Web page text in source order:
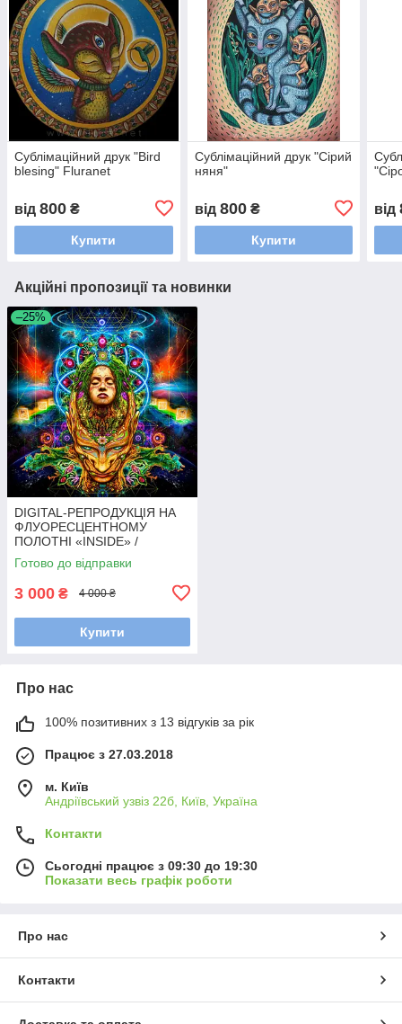
Сублімаційний друк "Bird
blesing" Fluranet
від 800 ₴
Купити
Сублімаційний друк "Сірий
няня"
від 800₴
Купити
від
Акційні пропозиції та новинки
–25%
DIGITAL-РЕПРОДУКЦІЯ НА
ФЛУОРЕСЦЕНТНОМУ
ПОЛОТНІ «INSIDE» /
Флуоресцентна репродукція
N-ZiGO.
Готово до відправки
3 000 ₴ 4 000 ₴
Купити
Про нас
100% позитивних з 13 відгуків за рік
Працює з 27.03.2018
м. Київ
Андріївський узвіз 22б, Київ, Україна
Контакти
Сьогодні працює з 09:30 до 19:30
Показати весь графік роботи
Про нас
Контакти